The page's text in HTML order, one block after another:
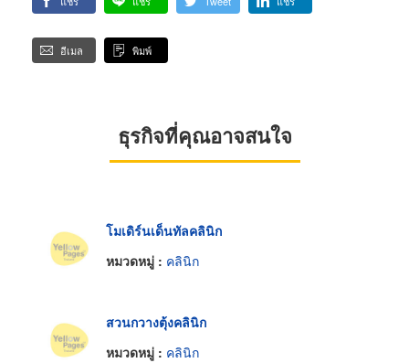
อีเมล พิมพ์
ธุรกิจที่คุณอาจสนใจ
โมเดิร์นเด็นทัลคลินิก
หมวดหมู่ : คลินิก
สวนกวางตุ้งคลินิก
หมวดหมู่ : คลินิก